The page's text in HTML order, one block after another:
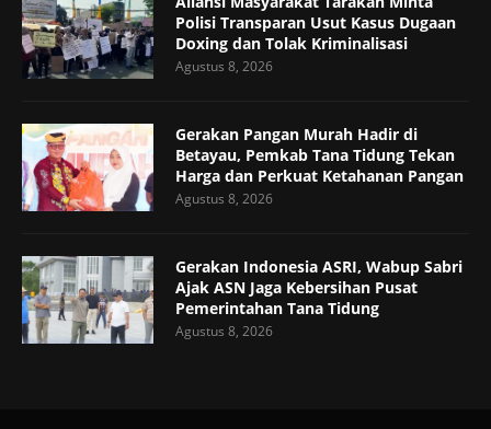
Polisi Transparan Usut Kasus Dugaan
Doxing dan Tolak Kriminalisasi
Agustus 8, 2026
Gerakan Pangan Murah Hadir di
Betayau, Pemkab Tana Tidung Tekan
Harga dan Perkuat Ketahanan Pangan
Agustus 8, 2026
Gerakan Indonesia ASRI, Wabup Sabri
Ajak ASN Jaga Kebersihan Pusat
Pemerintahan Tana Tidung
Agustus 8, 2026